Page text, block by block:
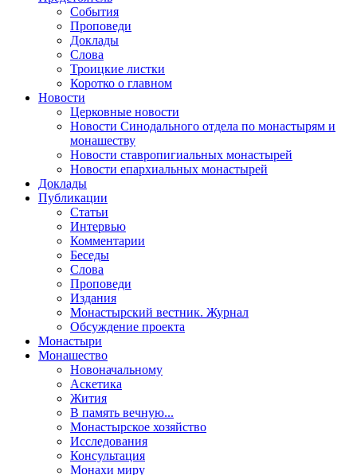
События
Проповеди
Доклады
Слова
Троицкие листки
Коротко о главном
Новости
Церковные новости
Новости Синодального отдела по монастырям и
монашеству
Новости ставропигиальных монастырей
Новости епархиальных монастырей
Доклады
Публикации
Статьи
Интервью
Комментарии
Беседы
Слова
Проповеди
Издания
Монастырский вестник. Журнал
Обсуждение проекта
Монастыри
Монашество
Новоначальному
Аскетика
Жития
В память вечную...
Монастырское хозяйство
Исследования
Консультация
Монахи миру